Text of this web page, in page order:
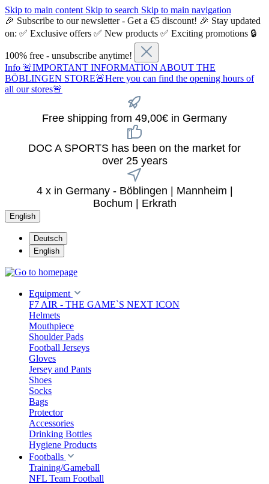
Skip to main content Skip to search Skip to main navigation
🎉 Subscribe to our newsletter - Get a €5 discount! 🎉 Stay updated
on: ✅ Exclusive offers ✅ New products ✅ Exciting promotions 🔒
100% free - unsubscribe anytime!
Info 🚨IMPORTANT INFORMATION ABOUT THE
BÖBLINGEN STORE🚨Here you can find the opening hours of
all our stores🚨
Free shipping from 49,00€ in Germany
DOC A SPORTS has been on the market for
over 25 years
4 x in Germany - Böblingen | Mannheim |
Bochum | Erkrath
English
Deutsch
English
Equipment
F7 AIR - THE GAME`S NEXT ICON
Helmets
Mouthpiece
Shoulder Pads
Football Jerseys
Gloves
Jersey and Pants
Shoes
Socks
Bags
Protector
Accessories
Drinking Bottles
Hygiene Products
Footballs
Training/Gameball
NFL Team Football